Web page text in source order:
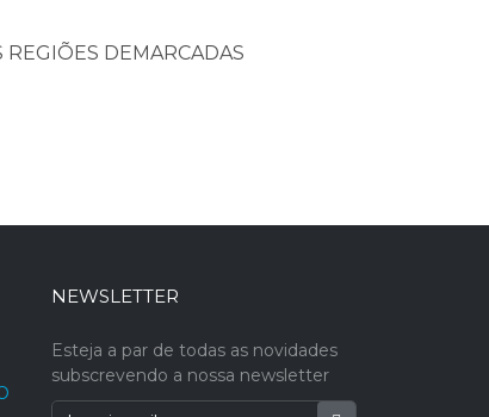
DEMARCADAS
NEWSLETTER
Esteja a par de todas as novidades
subscrevendo a nossa newsletter